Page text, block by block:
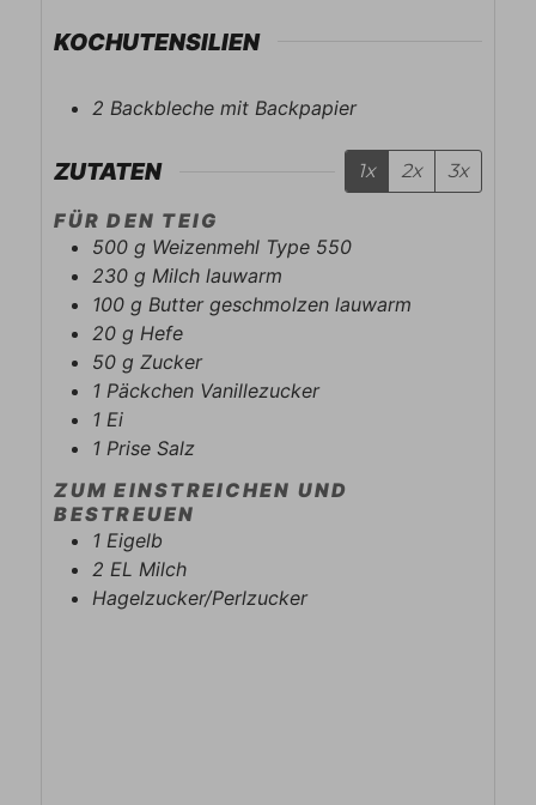
KOCHUTENSILIEN
2 Backbleche mit Backpapier
ZUTATEN 1x 2x 3x
FÜR DEN TEIG
500 g Weizenmehl Type 550
230 gMilch lauwarm
100 g Butter geschmolzen lauwarm
20 g Hefe
50 g Zucker
1 Päckchen Vanillezucker
1 Ei
1 Prise Salz
ZUM EINSTREICHEN UND
BESTREUEN
1 Eigelb
2 EL Milch
Hagelzucker/Perlzucker